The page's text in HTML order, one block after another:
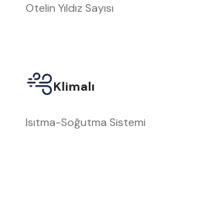
Otelin Yıldız Sayısı
Klimalı
Isıtma-Soğutma Sistemi